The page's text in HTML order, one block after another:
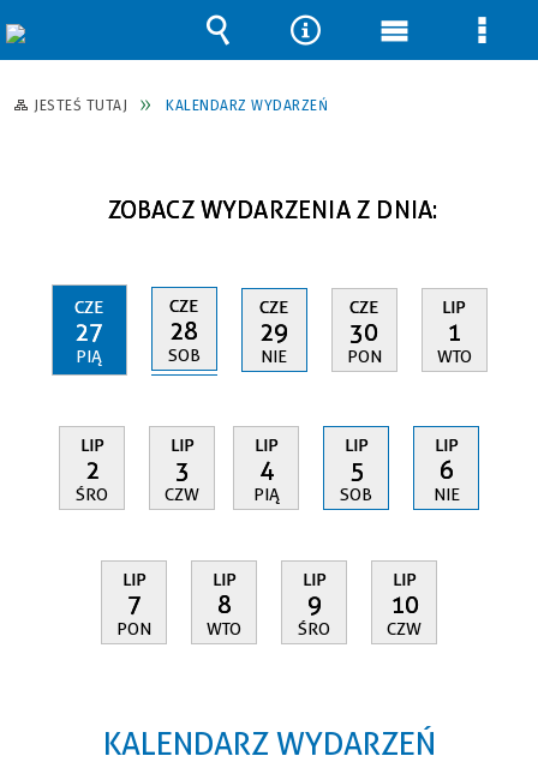
JESTEŚ TUTAJ KALENDARZ WYDARZEŃ
ZOBACZ WYDARZENIA Z DNIA:
CZE
27
PIĄ
CZE
28
SOB
CZE
29
NIE
CZE
30
PON
LIP
1
WTO
LIP
2
ŚRO
LIP
3
CZW
LIP
4
PIĄ
LIP
5
SOB
LIP
6
NIE
LIP
7
PON
LIP
8
WTO
LIP
9
ŚRO
LIP
10
CZW
KALENDARZ WYDARZEŃ
Wyszukiwarka
Narzędzia
Menu Menu